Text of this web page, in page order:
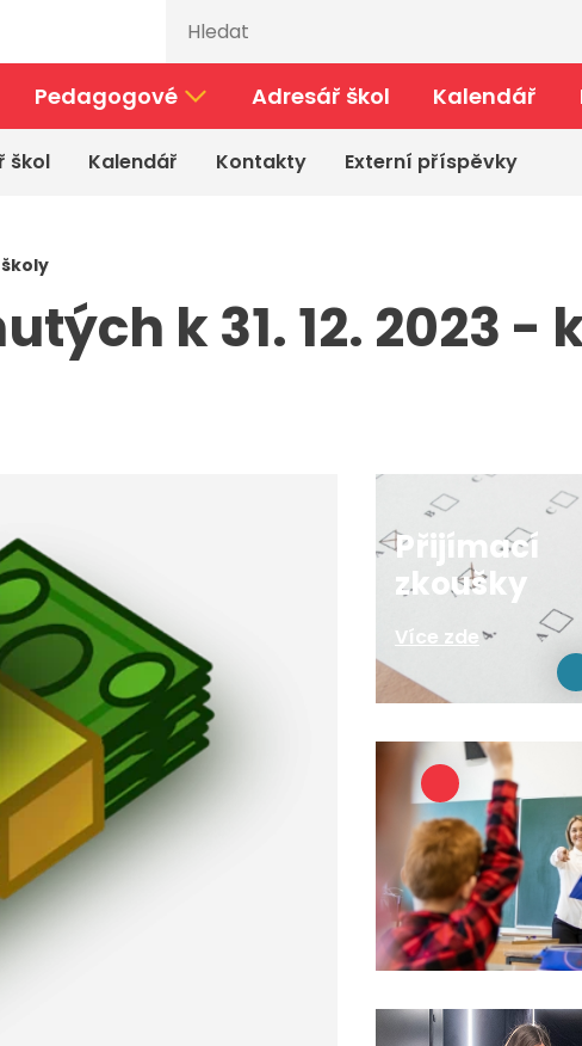
Pedagogové Adresář škol Kalendář
škol Kalendář Kontakty Externí příspěvky
k 31. 12. 2023 -
Přijímací
zkoušky
Více zde